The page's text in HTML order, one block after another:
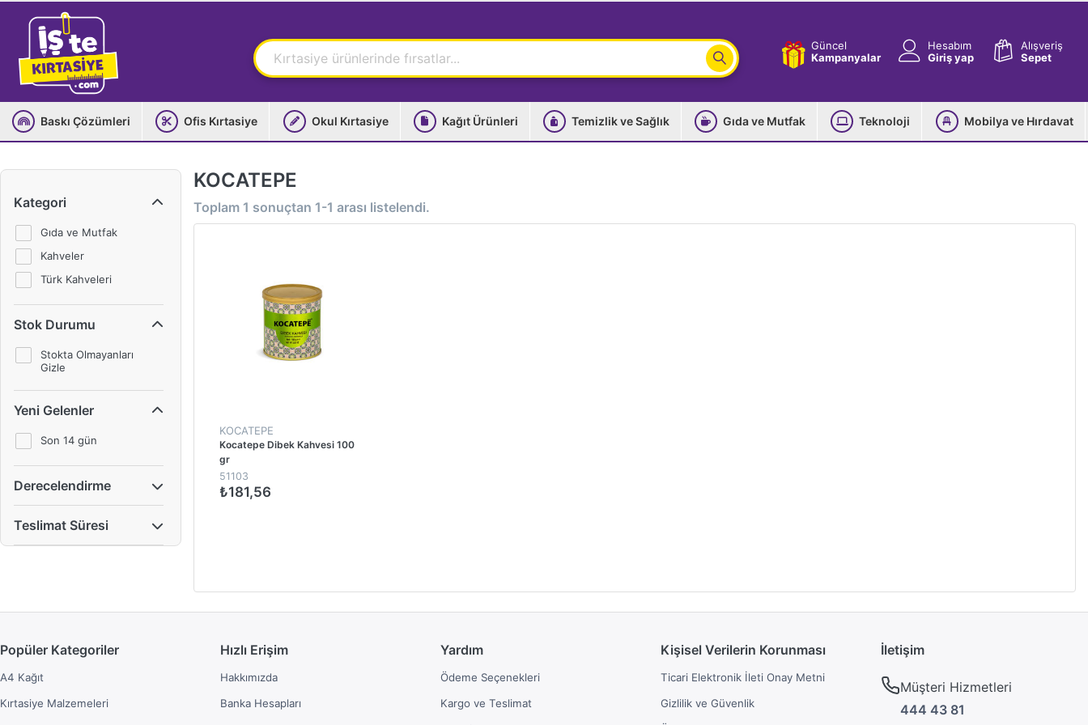
Güncel
Kampanyalar
Hesabım
Giriş yap
Alışveriş
Sepet
Baskı Çözümleri Ofis Kırtasiye Okul Kırtasiye Kağıt Ürünleri Temizlik ve Sağlık Gıda ve Mutfak Teknoloji Mobilya ve Hırdavat
Kategori
Gıda ve Mutfak
Kahveler
Türk Kahveleri
Stok Durumu
Stokta Olmayanları
Gizle
Yeni Gelenler
Son 14 gün
Derecelendirme
Teslimat Süresi
KOCATEPE
Toplam 1 sonuçtan 1-1 arası listelendi.
KOCATEPE
Kocatepe Dibek Kahvesi 100
gr
51103
₺181,56
Popüler Kategoriler
A4 Kağıt
Kırtasiye Malzemeleri
Hızlı Erişim
Hakkımızda
Banka Hesapları
Yardım
Ödeme Seçenekleri
Kargo ve Teslimat
Kişisel Verilerin Korunması
Ticari Elektronik İleti Onay Metni
Gizlilik ve Güvenlik
İletişim
Müşteri Hizmetleri
444 43 81